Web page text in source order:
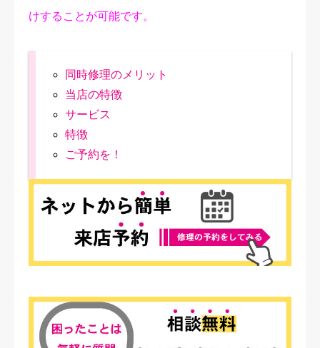
けすることが可能です。
同時修理のメリット
当店の特徴
サービス
特徴
ご予約を！